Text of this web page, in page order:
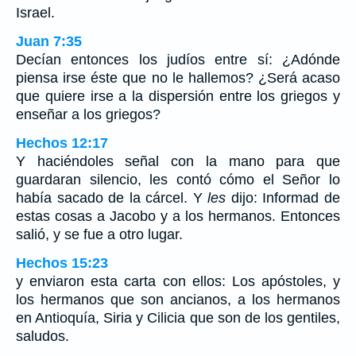
Israel.
Juan 7:35
Decían entonces los judíos entre sí: ¿Adónde
piensa irse éste que no le hallemos? ¿Será acaso
que quiere irse a la dispersión entre los griegos y
enseñar a los griegos?
Hechos 12:17
Y haciéndoles señal con la mano para que
guardaran silencio, les contó cómo el Señor lo
había sacado de la cárcel. Yles dijo: Informad de
estas cosas a Jacobo y a los hermanos. Entonces
salió, y se fue a otro lugar.
Hechos 15:23
y enviaron esta carta con ellos: Los apóstoles, y
los hermanos que son ancianos, a los hermanos
en Antioquía, Siria y Cilicia que son de los gentiles,
saludos.